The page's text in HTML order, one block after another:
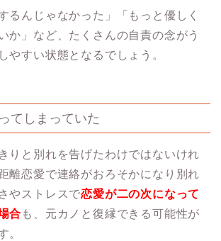
るんじゃなかった」「もっと優しく
か」など、たくさんの自責の念がう
やすい状態となるでしょう。
てしまっていた
りと別れを告げたわけではないけれ
離恋愛で連絡がおろそかになり別れ
やストレスで恋愛が二の次になって
合 も、元カノと復縁できる可能性が
。